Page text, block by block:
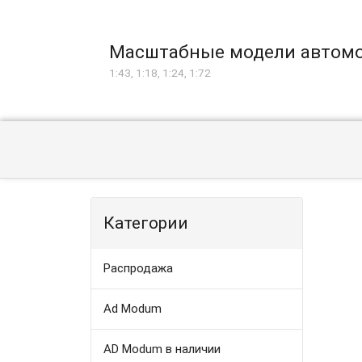
Масштабные модели
1:43, 1:18, 1:24, 1:72
Категории
Распродажа
Ad Modum
AD Modum в наличии